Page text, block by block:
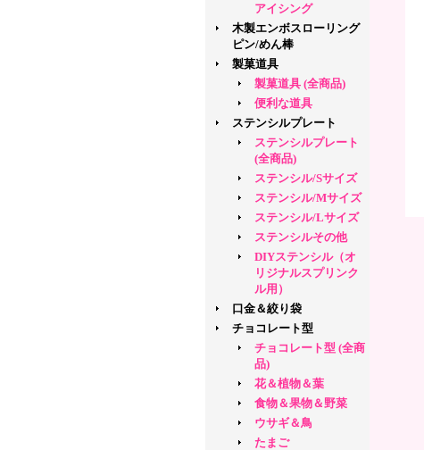
アイシング
木製エンボスローリング
ピン/めん棒
製菓道具
製菓道具 (全商品)
便利な道具
ステンシルプレート
ステンシルプレート
(全商品)
ステンシル/Sサイズ
ステンシル/Mサイズ
ステンシル/Lサイズ
ステンシルその他
DIYステンシル（オ
リジナルスプリンク
ル用）
口金＆絞り袋
チョコレート型
チョコレート型 (全商
品)
花＆植物＆葉
食物＆果物＆野菜
ウサギ＆鳥
たまご